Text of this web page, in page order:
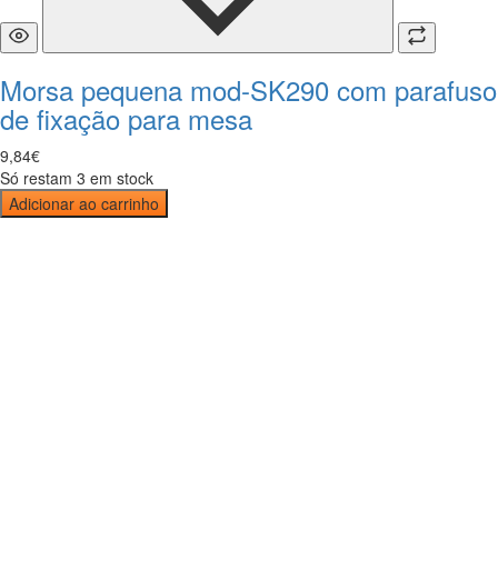
Morsa pequena mod-SK290 com parafuso
de fixação para mesa
9,84€
Só restam 3 em stock
Adicionar ao carrinho